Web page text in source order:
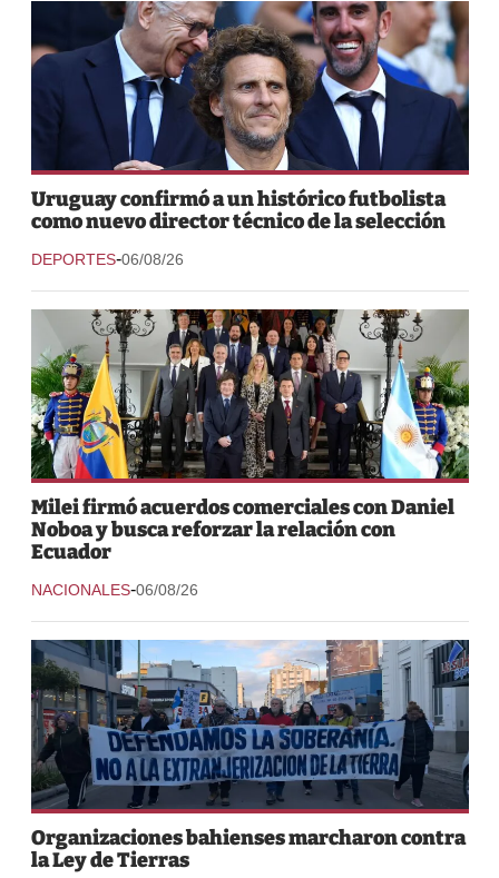
Uruguay confirmó a un histórico futbolista
como nuevo director técnico de la selección
DEPORTES-06/08/26
Milei firmó acuerdos comerciales con Daniel
Noboa y busca reforzar la relación con
Ecuador
NACIONALES-06/08/26
Organizaciones bahienses marcharon contra
la Ley de Tierras